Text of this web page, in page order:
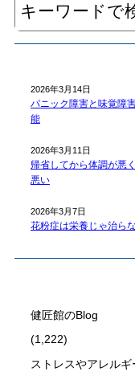
パニック障害と味覚障
能
2026年3月14日
帰省してから体調が悪
悪い
2026年3月11日
花粉症は栄養じゃ治ら
2026年3月7日
健匠館のBlog
(1,222)
ストレスやアレル